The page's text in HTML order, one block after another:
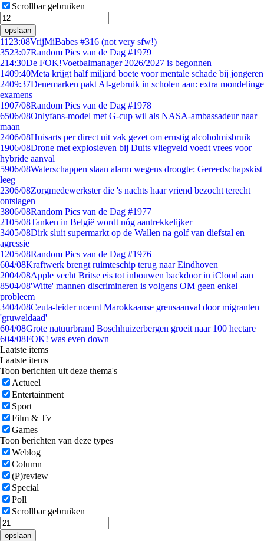
Scrollbar gebruiken
opslaan
11 23:08VrijMiBabes #316 (not very sfw!)
3523:07Random Pics van de Dag #1979
214:30De FOK!Voetbalmanager 2026/2027 is begonnen
1409:40Meta krijgt half miljard boete voor mentale schade bij jongeren
2409:37Denemarken pakt AI-gebruik in scholen aan: extra mondelinge
examens
1907/08Random Pics van de Dag #1978
6506/08Onlyfans-model met G-cup wil als NASA-ambassadeur naar
maan
2406/08Huisarts per direct uit vak gezet om ernstig alcoholmisbruik
1906/08Drone met explosieven bij Duits vliegveld voedt vrees voor
hybride aanval
5906/08Waterschappen slaan alarm wegens droogte: Gereedschapskist
leeg
2306/08Zorgmedewerkster die 's nachts haar vriend bezocht terecht
ontslagen
3806/08Random Pics van de Dag #1977
2105/08Tanken in België wordt nóg aantrekkelijker
3405/08Dirk sluit supermarkt op de Wallen na golf van diefstal en
agressie
1205/08Random Pics van de Dag #1976
604/08Kraftwerk brengt ruimteschip terug naar Eindhoven
2004/08Apple vecht Britse eis tot inbouwen backdoor in iCloud aan
8504/08'Witte' mannen discrimineren is volgens OM geen enkel
probleem
3404/08Ceuta-leider noemt Marokkaanse grensaanval door migranten
'gruweldaad'
604/08Grote natuurbrand Boschhuizerbergen groeit naar 100 hectare
604/08FOK! was even down
Laatste items
Laatste items
Toon berichten uit deze thema's
Actueel
Entertainment
Sport
Film & Tv
Games
Toon berichten van deze types
Weblog
Column
(P)review
Special
Poll
Scrollbar gebruiken
opslaan